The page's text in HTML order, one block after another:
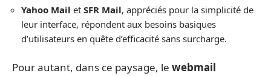
Yahoo Mail et SFR Mail, appréciés pour la simplicité de
leur interface, répondent aux besoins basiques
d’utilisateurs en quête d’efficacité sans surcharge.
Pour autant, dans ce paysage, le webmail